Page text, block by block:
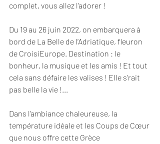
complet, vous allez l’adorer !
Du 19 au 26 juin 2022, on embarquera à
bord de La Belle de l’Adriatique, fleuron
de CroisiEurope. Destination : le
bonheur, la musique et les amis ! Et tout
cela sans défaire les valises ! Elle s’rait
pas belle la vie !...
Dans l’ambiance chaleureuse, la
température idéale et les Coups de Cœur
que nous offre cette Grèce